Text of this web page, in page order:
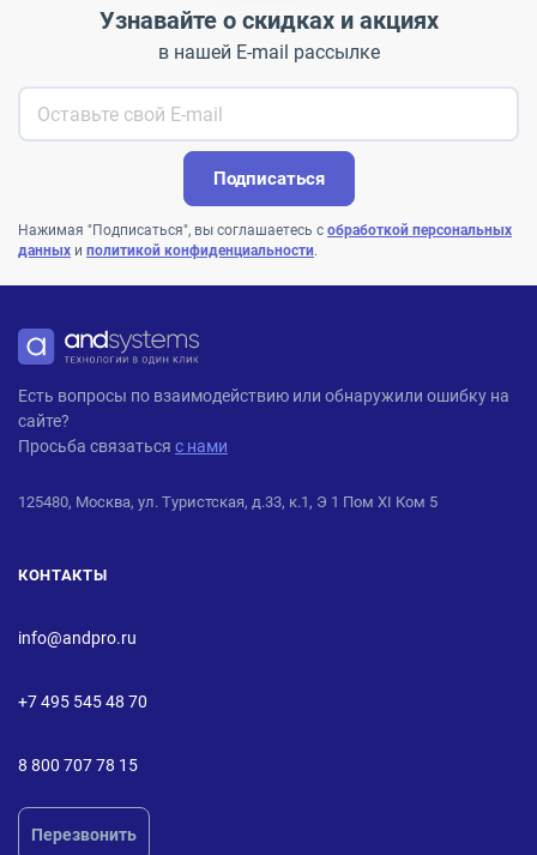
Узнавайте о скидках и акциях
в нашей E-mail рассылке
Подписаться
Нажимая "Подписаться", вы соглашаетесь с обработкой персональных
данных и политикой конфиденциальности.
ANDPRO
Есть вопросы по взаимодействию или обнаружили ошибку на
сайте?
Просьба связаться с нами
125480, Москва, ул. Туристская, д.33, к.1, Э 1 Пом XI Ком 5
КОНТАКТЫ
info@andpro.ru
+7 495 545 48 70
8 800 707 78 15
Перезвонить